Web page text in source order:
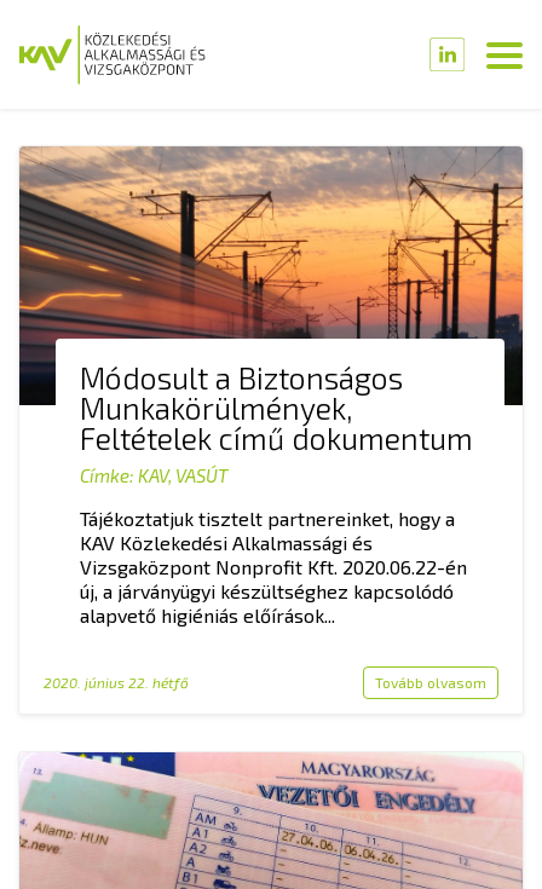
Módosult a Biztonságos
Munkakörülmények,
Feltételek című dokumentum
Címke: KAV, VASÚT
Tájékoztatjuk tisztelt partnereinket, hogy a
KAV Közlekedési Alkalmassági és
Vizsgaközpont Nonprofit Kft. 2020.06.22-én
új, a járványügyi készültséghez kapcsolódó
alapvető higiéniás előírások...
2020. június 22. hétfő Tovább olvasom